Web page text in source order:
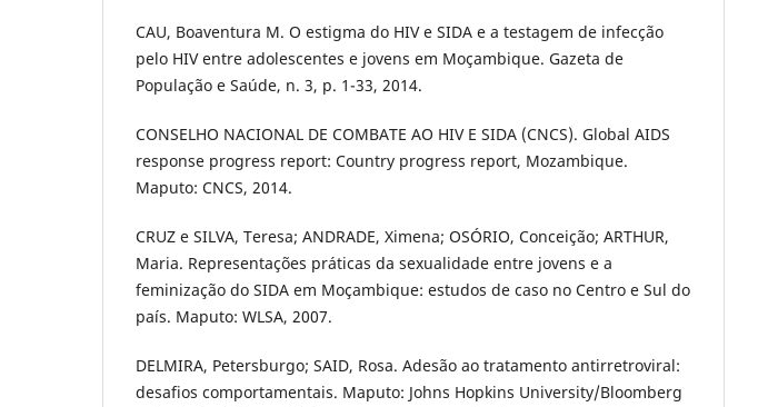
CAU, Boaventura M. O estigma do HIV e SIDA e a testagem de infecção
pelo HIV entre adolescentes e jovens em Moçambique. Gazeta de
População e Saúde, n. 3, p. 1-33, 2014.
CONSELHO NACIONAL DE COMBATE AO HIV E SIDA (CNCS). Global AIDS
response progress report: Country progress report, Mozambique.
Maputo: CNCS, 2014.
CRUZ e SILVA, Teresa; ANDRADE, Ximena; OSÓRIO, Conceição; ARTHUR,
Maria. Representações práticas da sexualidade entre jovens e a
feminização do SIDA em Moçambique: estudos de caso no Centro e Sul do
país. Maputo: WLSA, 2007.
DELMIRA, Petersburgo; SAID, Rosa. Adesão ao tratamento antirretroviral:
desafios comportamentais. Maputo: Johns Hopkins University/Bloomberg